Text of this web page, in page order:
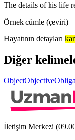
The details of his life
Örnek cümle (çeviri)
Hayatının detayları
Diğer
ObjectObjective
İletişim Merkezi